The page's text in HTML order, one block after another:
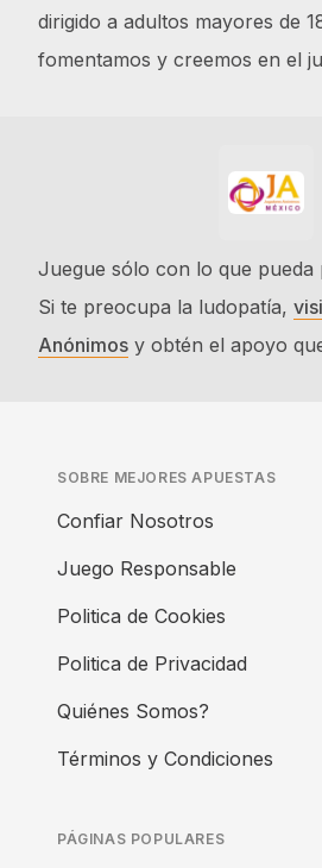
dirigido a adultos mayores de
fomentamos y creemos en el
Juegue sólo con lo que pueda
Si te preocupa la ludopatía,
Anónimos y obtén el apoyo
SOBRE MEJORES APUESTAS
Confiar Nosotros
Juego Responsable
Politica de Cookies
Politica de Privacidad
Quiénes Somos?
Términos y Condiciones
PÁGINAS POPULARES